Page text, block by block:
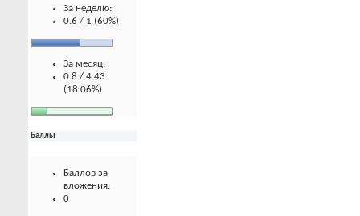
За неделю:
0.6 / 1 (60%)
За месяц:
0.8 / 4.43
(18.06%)
Баллы
Баллов за
вложения:
0